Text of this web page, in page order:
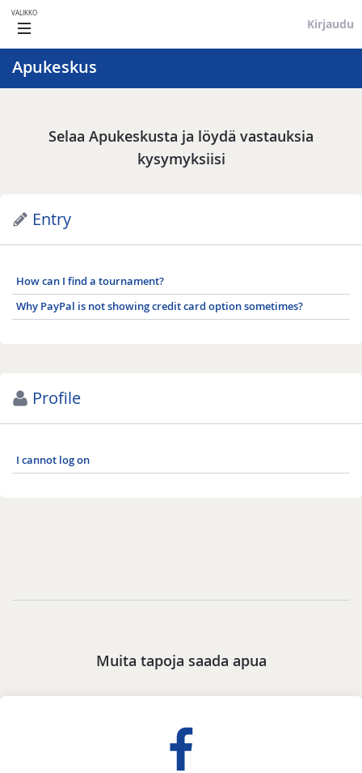
VALIKKO
Kirjaudu
Apukeskus
Selaa Apukeskusta ja löydä vastauksia
kysymyksiisi
Entry
How can I find a tournament?
Why PayPal is not showing credit card option sometimes?
Profile
I cannot log on
Muita tapoja saada apua